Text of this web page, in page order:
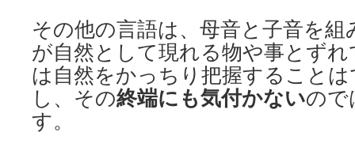
その他の言語は、母音と子音を
が自然として現れる物や事とず
は自然をかっちり把握すること
し、その終端にも気付かないので
す。